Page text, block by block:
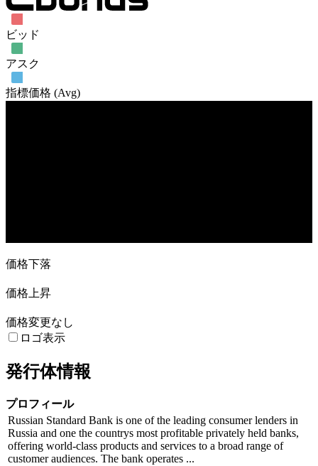
ビッド
アスク
指標価格 (Avg)
価格下落
価格上昇
価格変更なし
ロゴ表示
発行体情報
プロフィール
Russian Standard Bank is one of the leading consumer lenders in
Russia and one the countrys most profitable privately held banks,
offering world-class products and services to a broad range of
customer audiences. The bank operates ...